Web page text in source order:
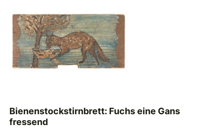
Bienenstockstirnbrett: Fuchs eine Gans
fressend